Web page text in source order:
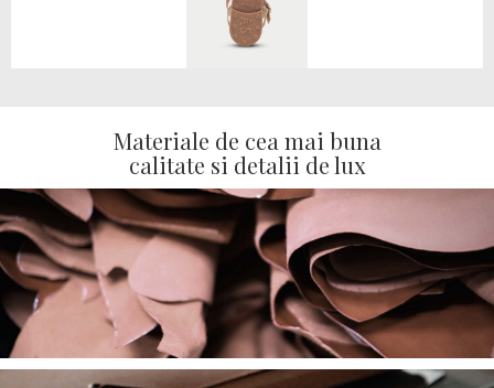
Materiale de cea mai buna
calitate si detalii de lux